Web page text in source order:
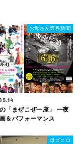
お母さん業界新聞
「まぜこぜ一座」 一夜
＆パフォーマンス
母ゴコロ